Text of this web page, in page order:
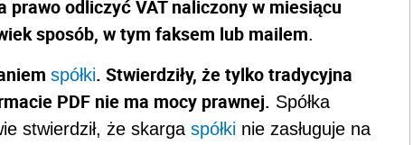
prawo odliczyć VAT naliczony w miesiącu
sposób, w tym faksem lub mailem.
spółki. Stwierdziły, że tylko tradycyjna
PDF nie ma mocy prawnej. Spółka
stwierdził, że skarga spółki nie zasługuje na